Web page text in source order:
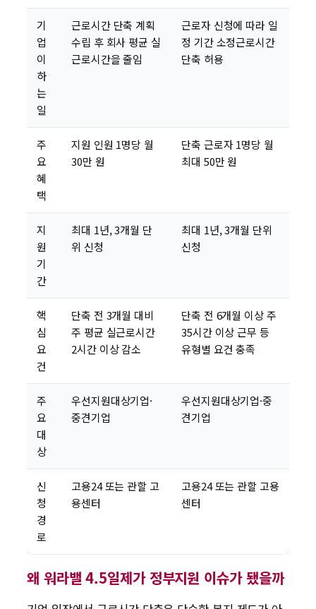
기
업
이
하
는
일
근로시간 단축 계획
수립 후 회사 평균 실
근로시간을 줄임
근로자 신청에 따라 일
정 기간 소정근로시간
단축 허용
주
요
혜
택
지원 인원 1명당 월
30만 원
단축 근로자 1명당 월
최대 50만 원
지
원
기
간
최대 1년, 3개월 단
위 신청
최대 1년, 3개월 단위
신청
핵
심
요
건
단축 전 3개월 대비
주 평균 실근로시간
2시간 이상 감소
단축 전 6개월 이상 주
35시간 이상 근무 등
유형별 요건 충족
주
요
대
상
우선지원대상기업·
중견기업
우선지원대상기업·중
견기업
신
청
경
로
고용24 또는 관할 고
용센터
고용24 또는 관할 고용
센터
왜 워라밸 4.5일제가 정부지원 이슈가 됐을까